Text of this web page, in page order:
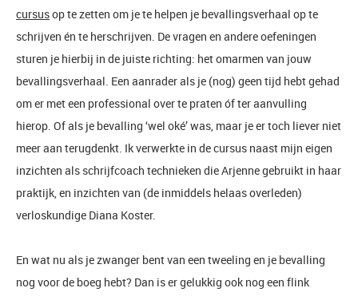
cursusop te zetten om je te helpen je bevallingsverhaal op te
schrijven én te herschrijven. De vragen en andere oefeningen
sturen je hierbij in de juiste richting: het omarmen van jouw
bevallingsverhaal. Een aanrader als je (nog) geen tijd hebt gehad
om er met een professional over te praten óf ter aanvulling
hierop. Of als je bevalling ‘wel oké’ was, maar je er toch liever niet
meer aan terugdenkt. Ik verwerkte in de cursus naast mijn eigen
inzichten als schrijfcoach technieken die Arjenne gebruikt in haar
praktijk, en inzichten van (de inmiddels helaas overleden)
verloskundige Diana Koster.
En wat nu als je zwanger bent van een tweeling en je bevalling
nog voor de boeg hebt? Dan is er gelukkig ook nog een flink